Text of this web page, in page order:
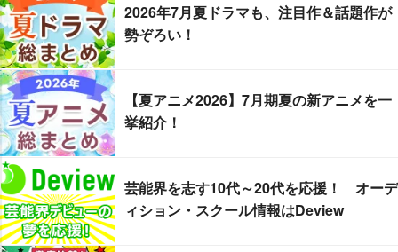
2026年7月夏ドラマも、注目作＆話題作が
勢ぞろい！
【夏アニメ2026】7月期夏の新アニメを一
挙紹介！
芸能界を志す10代～20代を応援！ オーデ
ィション・スクール情報はDeview